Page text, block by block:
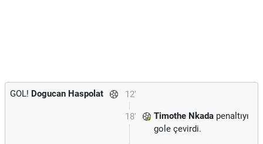
12'
GOL! Dogucan Haspolat
18' Timothe Nkada penaltıyı
gole çevirdi.